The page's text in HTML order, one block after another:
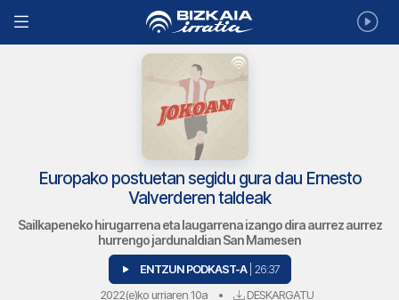
Europako postuetan segidu gura dau Ernesto
Valverderen taldeak
Sailkapeneko hirugarrena eta laugarrena izango dira aurrez aurrez
hurrengo jardunaldian San Mamesen
ENTZUN PODKAST-A | 26:37
2022(e)ko urriaren 10a • DESKARGATU